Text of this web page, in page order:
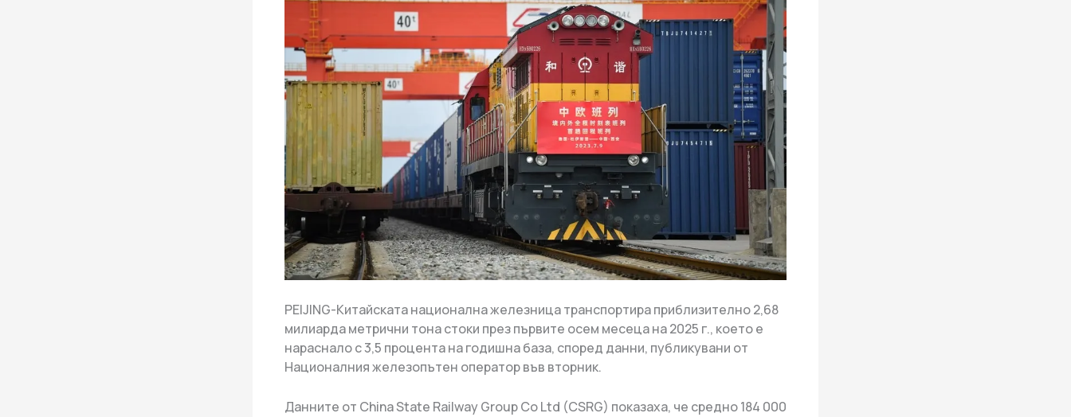
PEIJING-Китайската национална железница транспортира приблизително 2,68
милиарда метрични тона стоки през първите осем месеца на 2025 г., което е
нараснало с 3,5 процента на годишна база, според данни, публикувани от
Националния железопътен оператор във вторник.
Данните от China State Railway Group Co Ltd (CSRG) показаха, че средно 184 000